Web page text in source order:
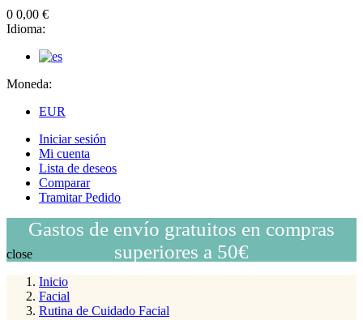
0 0,00 €
Idioma:
Moneda:
EUR
Iniciar sesión
Mi cuenta
Lista de deseos
Comparar
Tramitar Pedido
Gastos de envío gratuitos en compras
superiores a 50€
close
Inicio
Facial
Rutina de Cuidado Facial